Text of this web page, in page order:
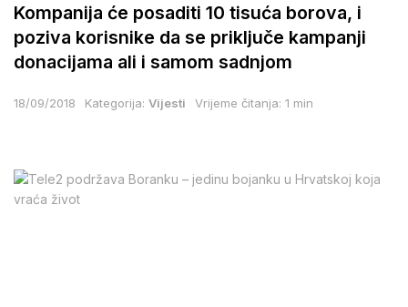
Kompanija će posaditi 10 tisuća borova, i
poziva korisnike da se priključe kampanji
donacijama ali i samom sadnjom
18/09/2018 Kategorija: Vijesti Vrijeme čitanja: 1 min